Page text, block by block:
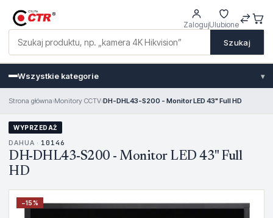
Szukaj
ZalogujUlubione
Wszystkie kategorie ▾
Strona główna›Monitory CCTV›DH-DHL43-S200 - Monitor LED 43" Full HD
WYPRZEDAŻ
DAHUA · 10146
DH-DHL43-S200 - Monitor LED 43" Full
HD
−15%